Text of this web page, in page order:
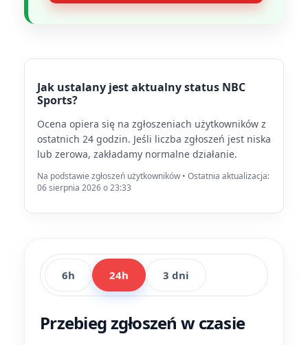
Jak ustalany jest aktualny status NBC
Sports?
Ocena opiera się na zgłoszeniach użytkowników z
ostatnich 24 godzin. Jeśli liczba zgłoszeń jest niska
lub zerowa, zakładamy normalne działanie.
Na podstawie zgłoszeń użytkowników • Ostatnia aktualizacja:
06 sierpnia 2026 o 23:33
6h 24h 3 dni
Przebieg zgłoszeń w czasie